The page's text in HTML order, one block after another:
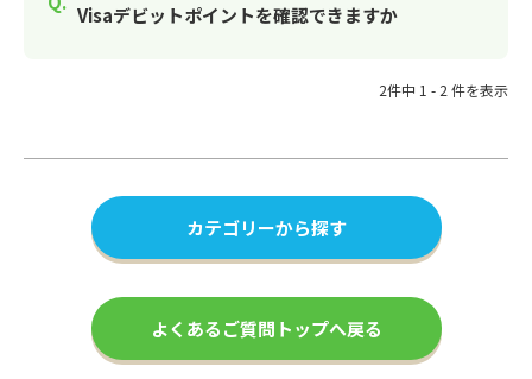
Visaデビットポイントを確認できますか
2件中 1 - 2 件を表示
カテゴリーから探す
よくあるご質問トップへ戻る